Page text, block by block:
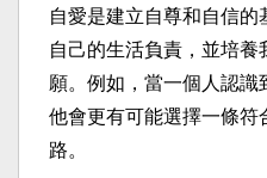
自愛是建立自尊和自信
自己的生活負責，並培
願。例如，當一個人認識
他會更有可能選擇一條符
路。